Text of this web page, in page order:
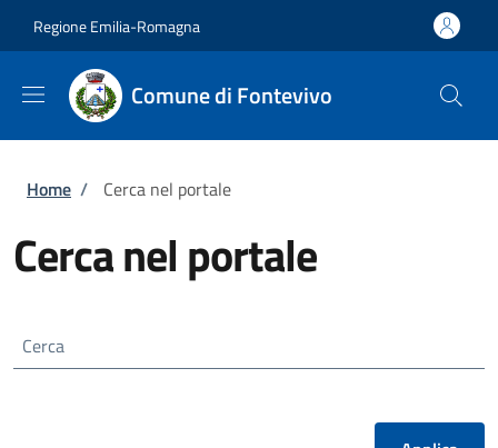
Regione Emilia-Romagna
Comune di Fontevivo
Briciole di pane
Home / Cerca nel portale
Cerca nel portale
Cerca